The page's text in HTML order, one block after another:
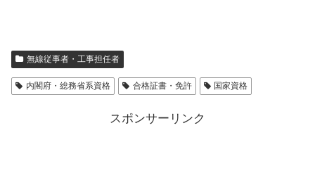
無線従事者・工事担任者
内閣府・総務省系資格 合格証書・免許 国家資格
スポンサーリンク